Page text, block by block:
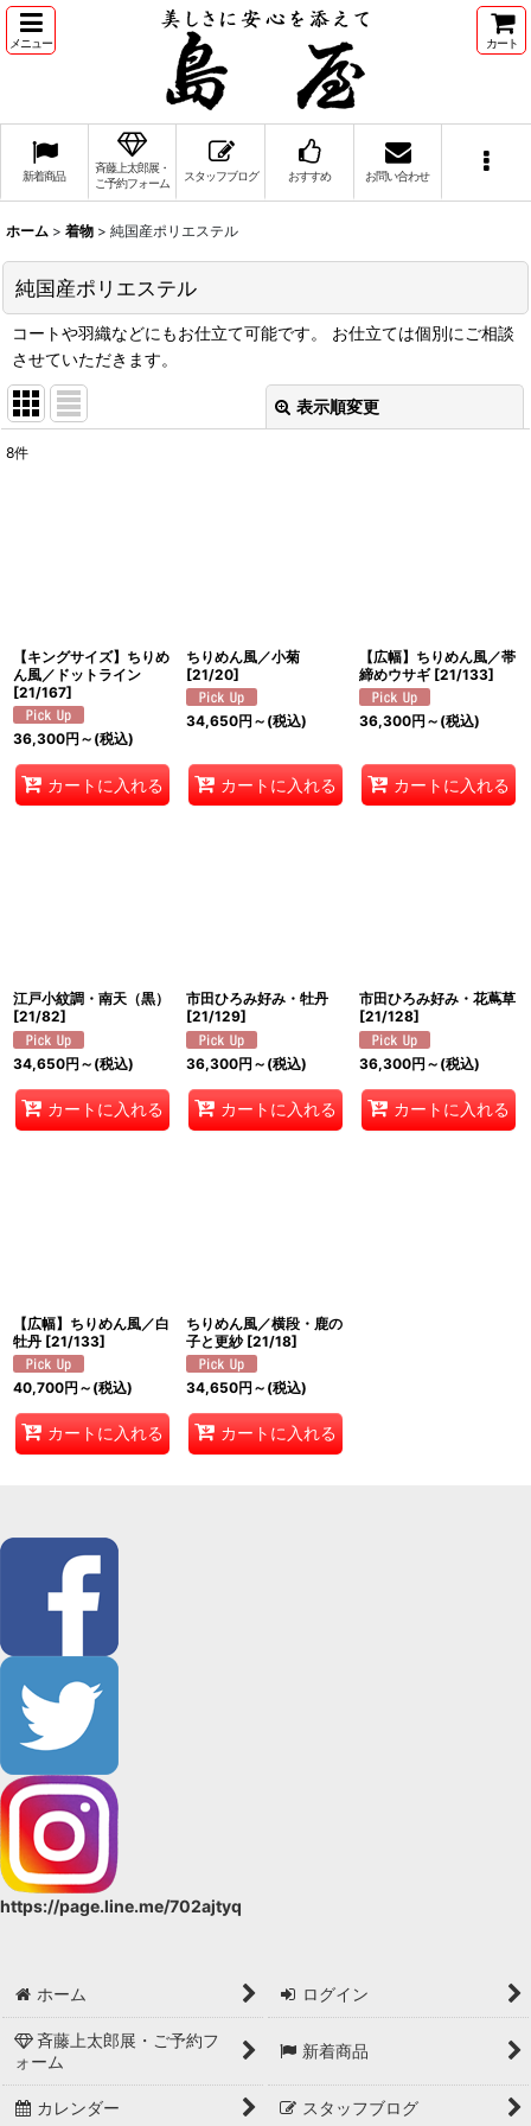
メニュー カート
新着商品
斉藤上太郎展・
ご予約フォーム
スタッフブログ おすすめ お問い合わせ
ホーム > 着物 > 純国産ポリエステル
純国産ポリエステル
コートや羽織などにもお仕立て可能です。 お仕立ては個別にご相談
させていただきます。
表示順変更
8件
【キングサイズ】ちりめ
ん風／ドットライン
[21/167]
36,300円 ～ (税込)
カートに入れる
ちりめん風／小菊
[21/20]
34,650円 ～ (税込)
カートに入れる
【広幅】ちりめん風／帯
締めウサギ [21/133]
36,300円 ～ (税込)
カートに入れる
江戸小紋調・南天（黒）
[21/82]
34,650円 ～ (税込)
カートに入れる
市田ひろみ好み・牡丹
[21/129]
36,300円 ～ (税込)
カートに入れる
市田ひろみ好み・花蔦草
[21/128]
36,300円 ～ (税込)
カートに入れる
【広幅】ちりめん風／白
牡丹 [21/133]
40,700円 ～ (税込)
カートに入れる
ちりめん風／横段・鹿の
子と更紗 [21/18]
34,650円 ～ (税込)
カートに入れる
https://page.line.me/702ajtyq
ホーム ログイン
斉藤上太郎展・ご予約フ
ォーム
新着商品
カレンダー スタッフブログ